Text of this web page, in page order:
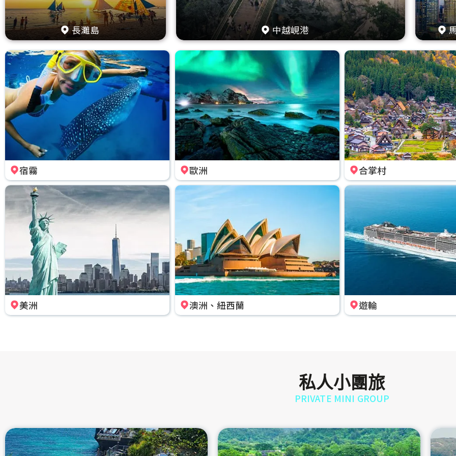
長灘島 中越峴港
宿霧 歐洲 合掌村
美洲 澳洲、紐西蘭 遊輪
私人小團旅
PRIVATE MINI GROUP